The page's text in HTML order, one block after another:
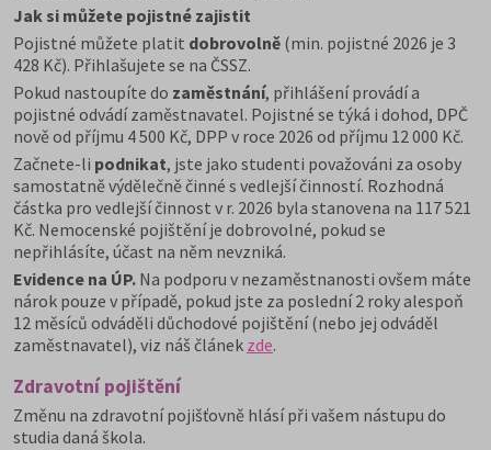
Jak si můžete pojistné zajistit
Pojistné můžete platit dobrovolně (min. pojistné 2026 je 3
428 Kč). Přihlašujete se na ČSSZ.
Pokud nastoupíte do zaměstnání, přihlášení provádí a
pojistné odvádí zaměstnavatel. Pojistné se týká i dohod, DPČ
nově od příjmu 4 500 Kč, DPP v roce 2026 od příjmu 12 000 Kč.
Začnete-li podnikat, jste jako studenti považováni za osoby
samostatně výdělečně činné s vedlejší činností. Rozhodná
částka pro vedlejší činnost v r. 2026 byla stanovena na 117 521
Kč. Nemocenské pojištění je dobrovolné, pokud se
nepřihlásíte, účast na něm nevzniká.
Evidence na ÚP. Na podporu v nezaměstnanosti ovšem máte
nárok pouze v případě, pokud jste za poslední 2 roky alespoň
12 měsíců odváděli důchodové pojištění (nebo jej odváděl
zaměstnavatel), viz náš článek zde.
Zdravotní pojištění
Změnu na zdravotní pojišťovně hlásí při vašem nástupu do
studia daná škola.